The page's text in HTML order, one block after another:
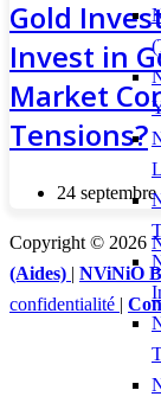
Gold
Invest in
Market
Tensions?
24
Copyright © 2026
(Aides) | NViNiO
confidentialité |